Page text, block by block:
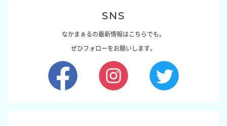
SNS
なかまぁるの最新情報はこちらでも。
ぜひフォローをお願いします。